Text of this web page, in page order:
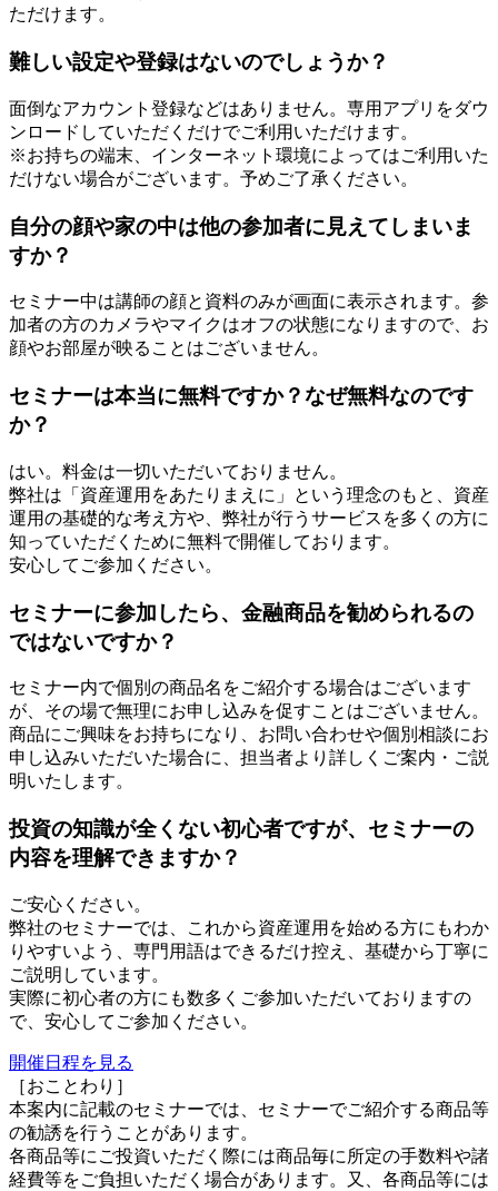
ただけます。
難しい設定や登録はないのでしょうか？
面倒なアカウント登録などはありません。専用アプリをダウ
ンロードしていただくだけでご利用いただけます。
※お持ちの端末、インターネット環境によってはご利用いた
だけない場合がございます。予めご了承ください。
自分の顔や家の中は他の参加者に見えてしまいま
すか？
セミナー中は講師の顔と資料のみが画面に表示されます。参
加者の方のカメラやマイクはオフの状態になりますので、お
顔やお部屋が映ることはございません。
セミナーは本当に無料ですか？なぜ無料なのです
か？
はい。料金は一切いただいておりません。
弊社は「資産運用をあたりまえに」という理念のもと、資産
運用の基礎的な考え方や、弊社が行うサービスを多くの方に
知っていただくために無料で開催しております。
安心してご参加ください。
セミナーに参加したら、金融商品を勧められるの
ではないですか？
セミナー内で個別の商品名をご紹介する場合はございます
が、その場で無理にお申し込みを促すことはございません。
商品にご興味をお持ちになり、お問い合わせや個別相談にお
申し込みいただいた場合に、担当者より詳しくご案内・ご説
明いたします。
投資の知識が全くない初心者ですが、セミナーの
内容を理解できますか？
ご安心ください。
弊社のセミナーでは、これから資産運用を始める方にもわか
りやすいよう、専門用語はできるだけ控え、基礎から丁寧に
ご説明しています。
実際に初心者の方にも数多くご参加いただいておりますの
で、安心してご参加ください。
開催日程を見る
［おことわり］
本案内に記載のセミナーでは、セミナーでご紹介する商品等
の勧誘を行うことがあります。
各商品等にご投資いただく際には商品毎に所定の手数料や諸
経費等をご負担いただく場合があります。又、各商品等には